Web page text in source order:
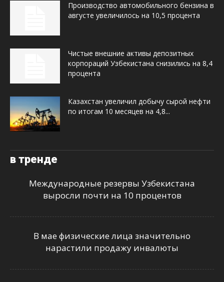
Производство автомобильного бензина в
августе увеличилось на 10,5 процента
Чистые внешние активы депозитных
корпораций Узбекистана снизились на 8,4
процента
Казахстан увеличил добычу сырой нефти
по итогам 10 месяцев на 4,8...
в тренде
Международные резервы Узбекистана
выросли почти на 10 процентов
В мае физические лица значительно
нарастили продажу инвалюты